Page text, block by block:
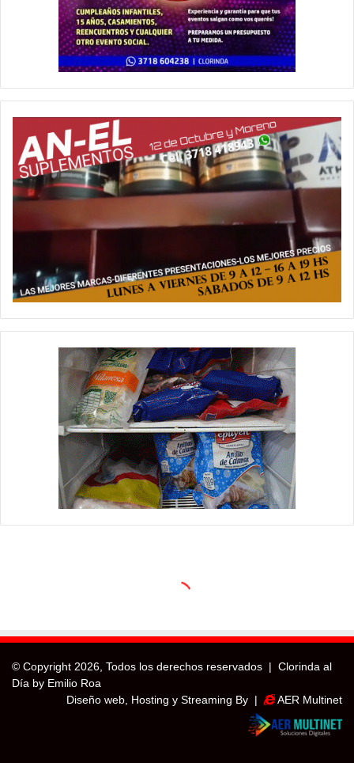
© Copyright 2026, Todos los derechos reservados | Clorinda al
Día by Emilio Roa
Diseño web, Hosting y Streaming By |
AER Multinet